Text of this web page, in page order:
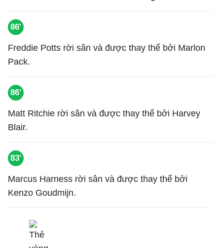
86'
Freddie Potts rời sân và được thay thế bởi Marlon
Pack.
86'
Matt Ritchie rời sân và được thay thế bởi Harvey
Blair.
83'
Marcus Harness rời sân và được thay thế bởi
Kenzo Goudmijn.